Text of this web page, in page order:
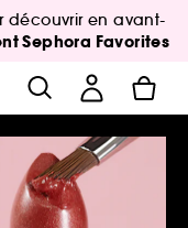
découvrir en avant-
Sephora Favorites